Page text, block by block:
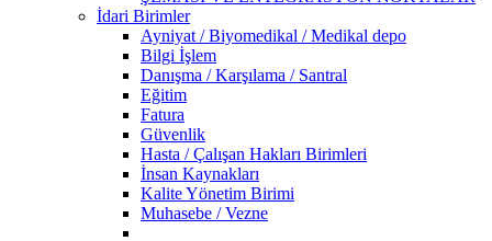
İdari Birimler
Ayniyat / Biyomedikal / Medikal depo
Bilgi İşlem
Danışma / Karşılama / Santral
Eğitim
Fatura
Güvenlik
Hasta / Çalışan Hakları Birimleri
İnsan Kaynakları
Kalite Yönetim Birimi
Muhasebe / Vezne